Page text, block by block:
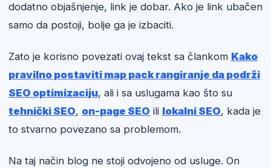
dodatno objašnjenje, link je dobar. Ako je link ubačen
samo da postoji, bolje ga je izbaciti.
Zato je korisno povezati ovaj tekst sa člankom Kako
pravilno postaviti map pack rangiranje da podrži
SEO optimizaciju, ali i sa uslugama kao što su
tehnički SEO, on-page SEO ili lokalni SEO, kada je
to stvarno povezano sa problemom.
Na taj način blog ne stoji odvojeno od usluge. On